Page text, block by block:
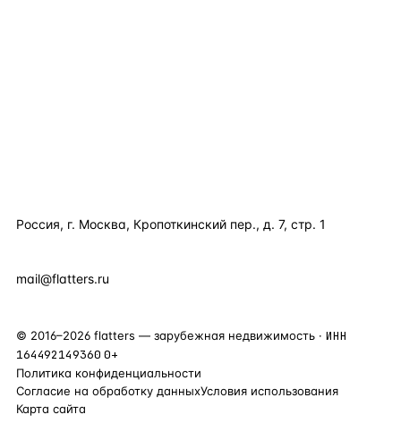
Россия, г. Москва, Кропоткинский пер., д. 7, стр. 1
mail@flatters.ru
© 2016–2026 flatters — зарубежная недвижимость · ИНН
164492149360 0+
Политика конфиденциальности
Согласие на обработку данныхУсловия использования
Карта сайта